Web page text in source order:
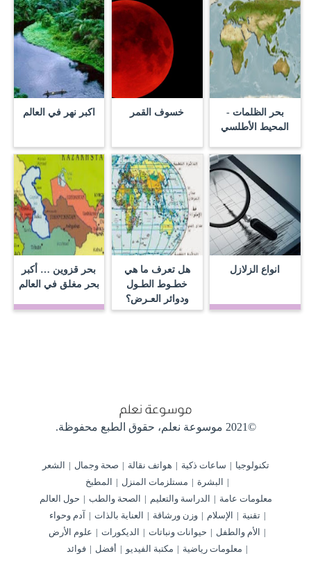
بحر الظلمات -
المحيط الأطلسي
خسوف القمر اكبر نهر في العالم
انواع الزلازل
هل تعرف ما هي
خطـوط الطـول
ودوائر العـرض؟
بحر قزوين … أكبر
بحر مغلق في العالم
©2021 موسوعة نعلم، حقوق الطبع محفوظة.
تكنولوجيا ساعات ذكية هواتف نقالة صحة وجمال
الشعر
البشرة
مستلزمات المنزل
المطبخ
معلومات عامة
الدراسة والتعليم الصحة والطب
حول العالم
تقنية
الإسلام وزن ورشاقة العناية بالذات
آدم وحواء
الأم والطفل
حيوانات ونباتات الديكورات
علوم الأرض
معلومات رياضية
مكتبة الفيديو أفضل فوائد